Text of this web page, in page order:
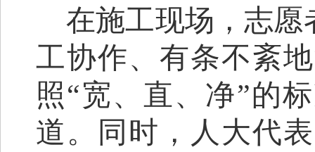
在施工现场， 志愿
工协作、有条不紊
照“宽、直、净”的
道。同时，
人大代表